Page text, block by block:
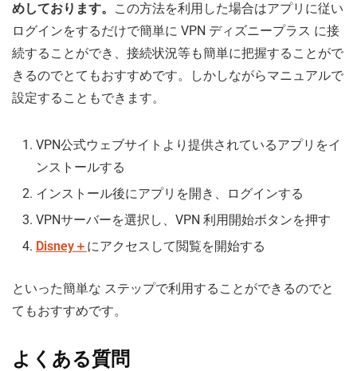
めしております。
この方法を利用した場合はアプリに従い
ログインをするだけで簡単に VPN ディズニープラス に接
続することができ、接続状況等も簡単に把握することがで
きるのでとてもおすすめです。しかしながらマニュアルで
設定することもできます。
VPN公式ウェブサイトより提供されているアプリをイ
ンストールする
インストール後にアプリを開き、ログインする
VPNサーバーを選択し、VPN 利用開始ボタンを押す
Disney＋ にアクセスして閲覧を開始する
といった簡単な ステップで利用することができるのでと
てもおすすめです。
よくある質問